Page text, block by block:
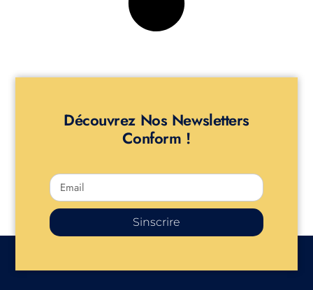
Découvrez Nos Newsletters
Conform !
Sinscrire